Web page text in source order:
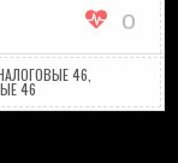
0
46
46